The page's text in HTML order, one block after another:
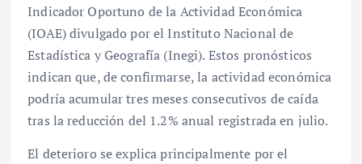
Indicador Oportuno de la Actividad Económica
(IOAE) divulgado por el Instituto Nacional de
Estadística y Geografía (Inegi). Estos pronósticos
indican que, de confirmarse, la actividad económica
podría acumular tres meses consecutivos de caída
tras la reducción del 1.2% anual registrada en julio.
El deterioro se explica principalmente por el